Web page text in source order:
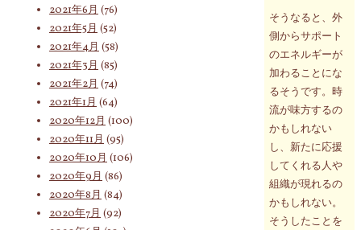
そうなると、外
側からサポート
のエネルギーが
加わることにな
るそうです。時
流が味方するの
かもしれない
し、新たに応援
してくれる人や
組織が現れるの
かもしれない。
そうしたことを
2021年6月 (76)
2021年5月 (52)
2021年4月 (58)
2021年3月 (85)
2021年2月 (74)
2021年1月 (64)
2020年12月 (100)
2020年11月 (95)
2020年10月 (106)
2020年9月 (86)
2020年8月 (84)
2020年7月 (92)